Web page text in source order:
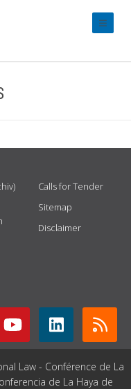
Calls for Tender
Sitemap
Disclaimer
Law - Conférence de La
de La Haya de